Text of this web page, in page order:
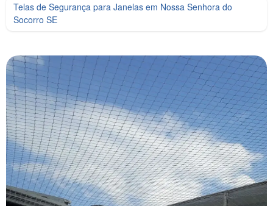
Telas de Segurança para Janelas em Nossa Senhora do
Socorro SE